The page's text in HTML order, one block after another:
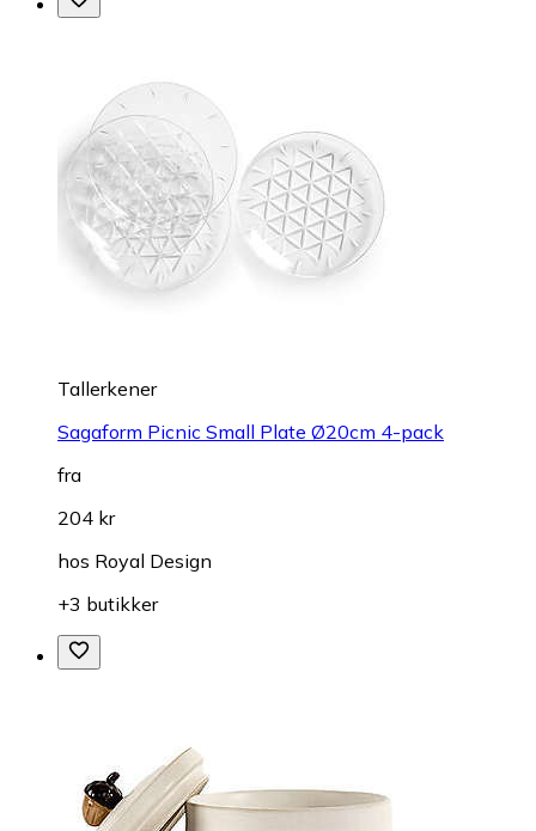
Tallerkener
Sagaform Picnic Small Plate Ø20cm 4-pack
fra
204 kr
hos Royal Design
+3 butikker